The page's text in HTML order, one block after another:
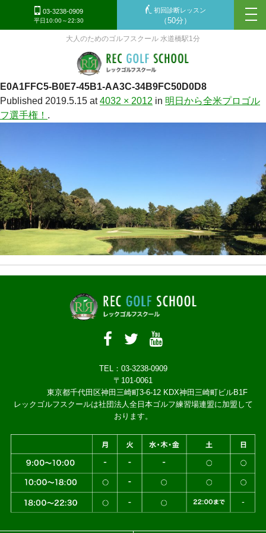
大人のためのゴルフスクール 水道橋駅1分
03-3238-0909
平日10:00～22:30
初回診断レッスン
（50分）
E0A1FFC5-B0E7-45B1-AA3C-34B9FC50D0D8
Published 2019.5.15 at4032 × 2012 in 明日から全米プロゴル
フ選手権！ .
TEL：03-3238-0909
〒101-0061
東京都千代田区神田三崎町3-6-12 KDX神田三崎町ビルB1F
レックゴルフスクールは社団法人全日本ゴルフ練習場連盟に加盟して
おります。